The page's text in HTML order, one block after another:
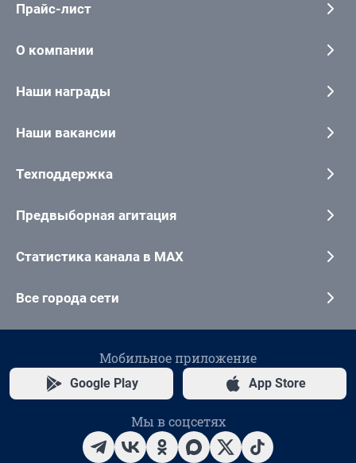
Прайс-лист
О компании
Наши награды
Наши вакансии
Техподдержка
Предвыборная агитация
Статистика канала в MAX
Все города сети
Мобильное приложение
Google Play App Store
Мы в соцсетях